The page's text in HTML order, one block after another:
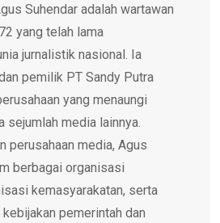
Suhendar adalah wartawan
yang telah lama
jurnalistik nasional. Ia
pemilik PT Sandy Putra
yang menaungi
sejumlah media lainnya.
perusahaan media, Agus
berbagai organisasi
kemasyarakatan, serta
pemerintah dan